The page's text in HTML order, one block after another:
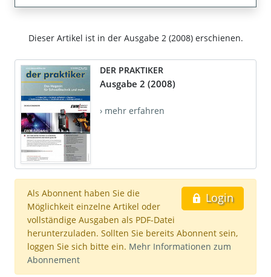
Dieser Artikel ist in der Ausgabe 2 (2008) erschienen.
DER PRAKTIKER
Ausgabe 2 (2008)
› mehr erfahren
Login
Als Abonnent haben Sie die
Möglichkeit einzelne Artikel oder
vollständige Ausgaben als PDF-Datei
herunterzuladen. Sollten Sie bereits Abonnent sein,
loggen Sie sich bitte ein. Mehr Informationen zum
Abonnement